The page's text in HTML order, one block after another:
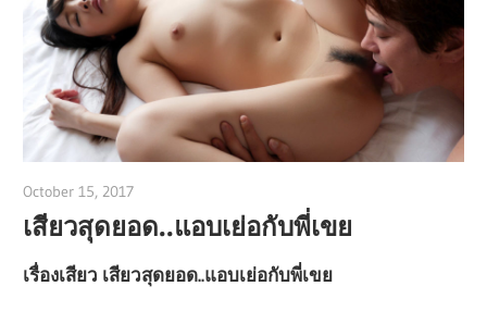
October 15, 2017
เสียวสุดยอด..แอบเย่อกับพี่เขย
เรื่องเสียว เสียวสุดยอด..แอบเย่อกับพี่เขย